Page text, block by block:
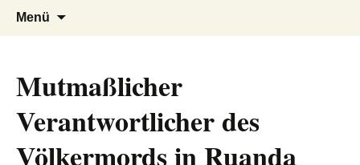
AFRICA live
Seit 1998: Aktuelles aus und mit Bezug
zu Afrika
Menü
Mutmaßlicher
Verantwortlicher des
Völkermords in Ruanda